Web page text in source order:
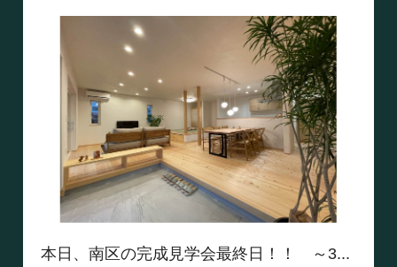
本日、南区の完成見学会最終日！！ ～3...